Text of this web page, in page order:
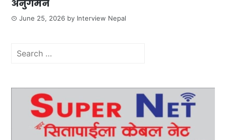
अनुगमन
June 25, 2026 by Interview Nepal
Search